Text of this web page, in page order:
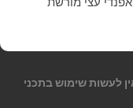
לעשות שימוש בתכני